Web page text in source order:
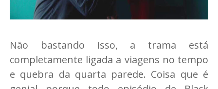
Não bastando isso, a trama está
completamente ligada a viagens no tempo
e quebra da quarta parede. Coisa que é